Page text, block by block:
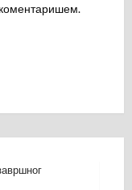
коментаришем.